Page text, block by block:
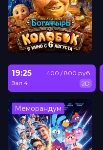
19:25
Зал 4
400 / 800 руб.
2D
Меморандум